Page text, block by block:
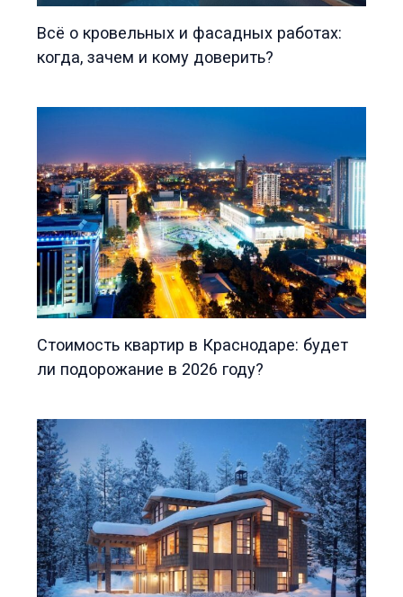
Всё о кровельных и фасадных работах:
когда, зачем и кому доверить?
Стоимость квартир в Краснодаре: будет
ли подорожание в 2026 году?